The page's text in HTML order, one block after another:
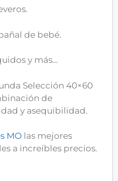
de bebé.
y más…
Selección 40×60
de
y asequibilidad.
MO las mejores
a increíbles precios.